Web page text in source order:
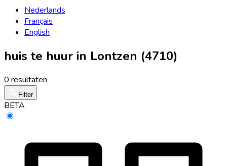
Nederlands
Français
English
huis te huur in Lontzen (4710)
0 resultaten
Filter
BETA